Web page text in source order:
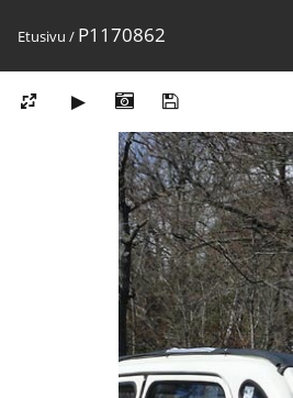
Etusivu / P1170862